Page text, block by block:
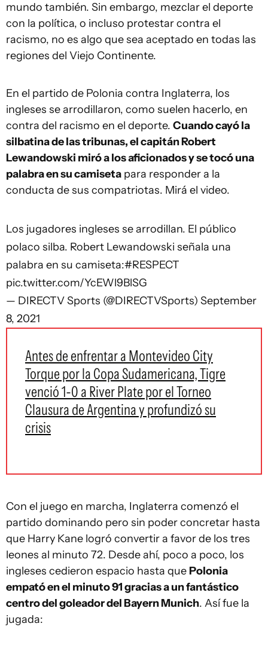
mundo también. Sin embargo, mezclar el deporte
con la política, o incluso protestar contra el
racismo, no es algo que sea aceptado en todas las
regiones del Viejo Continente.
En el partido de Polonia contra Inglaterra, los
ingleses se arrodillaron, como suelen hacerlo, en
contra del racismo en el deporte. Cuando cayó la
silbatina de las tribunas, el capitán Robert
Lewandowski miró a los aficionados y se tocó una
palabra en su camiseta para responder a la
conducta de sus compatriotas. Mirá el video.
Los jugadores ingleses se arrodillan. El público
polaco silba. Robert Lewandowski señala una
palabra en su camiseta:#RESPECT
pic.twitter.com/YcEWl9BlSG
— DIRECTV Sports (@DIRECTVSports) September
8, 2021
Antes de enfrentar a Montevideo City
Torque por la Copa Sudamericana, Tigre
venció 1-0 a River Plate por el Torneo
Clausura de Argentina y profundizó su
crisis
Con el juego en marcha, Inglaterra comenzó el
partido dominando pero sin poder concretar hasta
que Harry Kane logró convertir a favor de los tres
leones al minuto 72. Desde ahí, poco a poco, los
ingleses cedieron espacio hasta que Polonia
empató en el minuto 91 gracias a un fantástico
centro del goleador del Bayern Munich. Así fue la
jugada: